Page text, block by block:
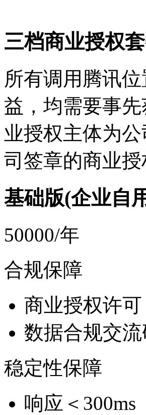
三档商业授权
所有调用腾讯
益，均需要事
业授权主体为
司签章的商业授
基础版(企业自
50000/年
合规保障
商业授权许可
数据合规交
稳定性保障
响应＜300ms